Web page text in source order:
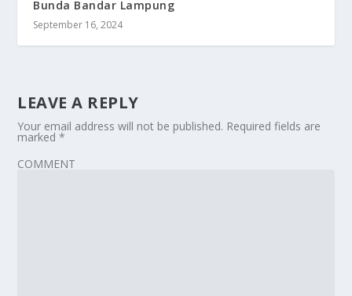
Bunda Bandar Lampung
September 16, 2024
LEAVE A REPLY
Your email address will not be published. Required fields are
marked*
COMMENT